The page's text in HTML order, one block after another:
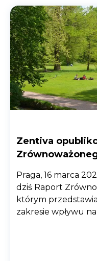
Zentiva
Praga, 16 marca
dziś Raport
którym
zakresie wpływu